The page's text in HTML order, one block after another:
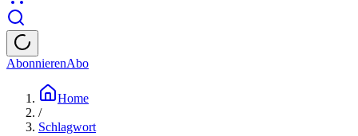
AbonnierenAbo
Home
/
Schlagwort